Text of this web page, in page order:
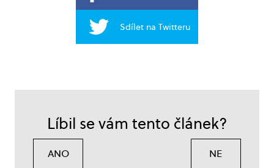
Sdílet na Twitteru
Líbil se vám tento článek?
ANO NE